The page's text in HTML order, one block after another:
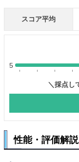
性能・評価解説